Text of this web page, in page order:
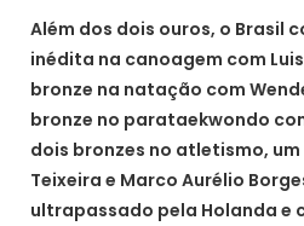
Além dos dois ouros, o Brasil
inédita na canoagem com
bronze na natação com
bronze no parataekwondo
dois bronzes no atletismo,
Teixeira e Marco Aurélio
ultrapassado pela Holanda e